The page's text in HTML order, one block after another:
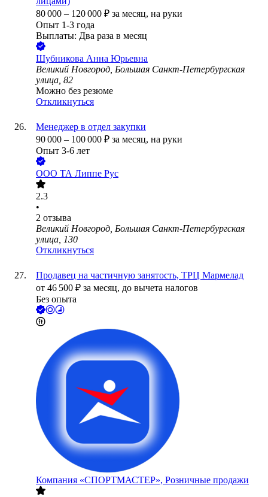
80 000 – 120 000 ₽ за месяц, на руки
Опыт 1-3 года
Выплаты: Два раза в месяц
Шубникова Анна Юрьевна
Великий Новгород, Большая Санкт-Петербургская
улица, 82
Можно без резюме
Откликнуться
Менеджер в отдел закупки
90 000 – 100 000 ₽ за месяц, на руки
Опыт 3-6 лет
ООО ТА Липпе Рус
2.3
•
2 отзыва
Великий Новгород, Большая Санкт-Петербургская
улица, 130
Откликнуться
Продавец на частичную занятость, ТРЦ Мармелад
от 46 500 ₽ за месяц, до вычета налогов
Без опыта
Компания «СПОРТМАСТЕР», Розничные продажи